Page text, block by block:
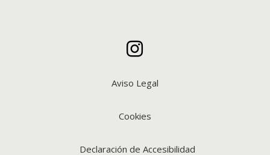

Aviso Legal
Cookies
Declaración de Accesibilidad